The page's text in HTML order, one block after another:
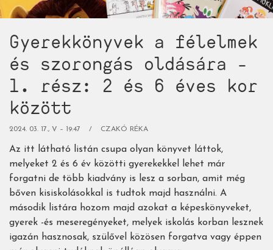
rész:
és
Gyerekkönyvek a félelmek
és szorongás oldására -
1. rész: 2 és 6 éves kor
között
2024. 03. 17., V – 19:47 CZAKÓ RÉKA
Az itt látható listán csupa olyan könyvet láttok,
melyeket 2 és 6 év közötti gyerekekkel lehet már
forgatni de több kiadvány is lesz a sorban, amit még
bőven kisiskolásokkal is tudtok majd használni. A
második listára hozom majd azokat a képeskönyveket,
gyerek -és meseregényeket, melyek iskolás korban lesznek
igazán hasznosak, szülővel közösen forgatva vagy éppen